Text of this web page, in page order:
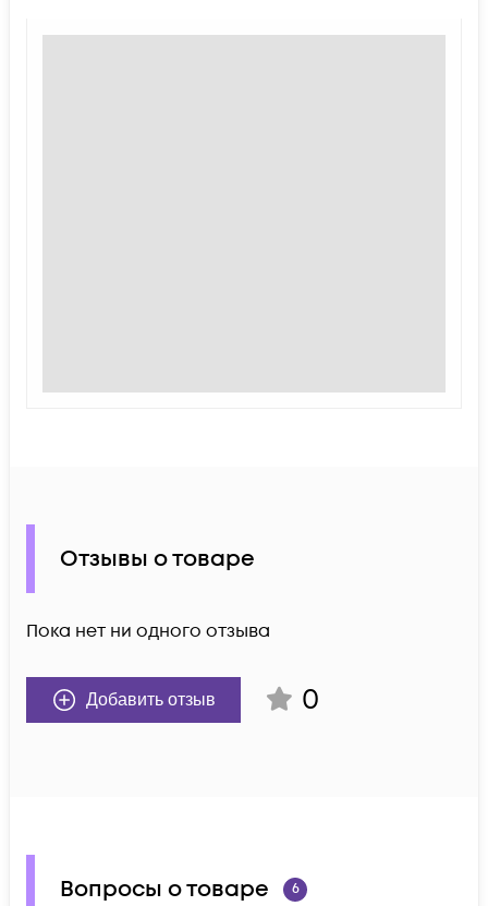
Отзывы о товаре
Пока нет ни одного отзыва
Добавить отзыв 0
Вопросы о товаре 6